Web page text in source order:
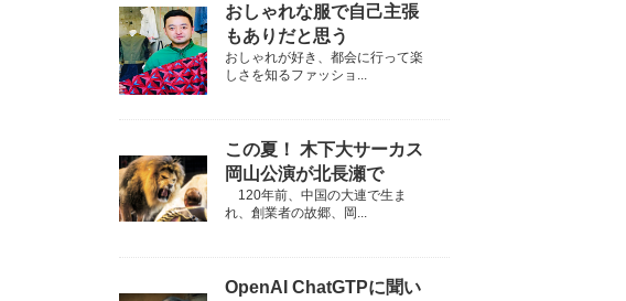
おしゃれな服で自己主張
もありだと思う
おしゃれが好き、都会に行って楽
しさを知るファッショ...
この夏！ 木下大サーカス
岡山公演が北長瀬で
120年前、中国の大連で生ま
れ、創業者の故郷、岡...
OpenAI ChatGTPに聞い